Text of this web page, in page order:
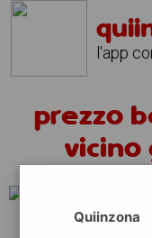
l'app
prezzo
vicino
repsol
Quiinzona